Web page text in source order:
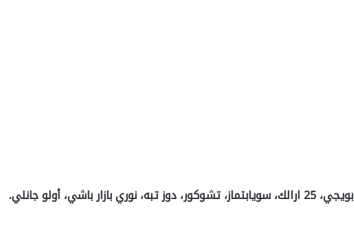
بويجي، 25 ارالك، سويابتماز، تشوكور، دوز تبه، نوري بازار باشي، أولو جانلي.